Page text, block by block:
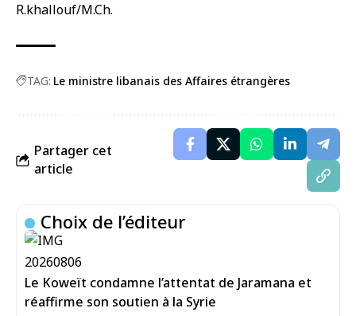
R.khallouf/M.Ch.
TAG: Le ministre libanais des Affaires étrangères
Partager cet
article
Choix de l’éditeur
Le Koweït condamne l’attentat de Jaramana et
réaffirme son soutien à la Syrie